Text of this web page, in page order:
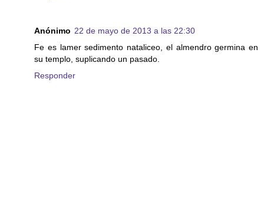
Anónimo 22 de mayo de 2013 a las 22:30
Fe es lamer sedimento nataliceo, el almendro germina en
su templo, suplicando un pasado.
Responder